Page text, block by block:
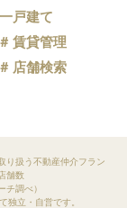
戸建て
賃貸管理
店舗検索
り扱う不動産仲介フラン
舗数
チ調べ）
独立・自営です。